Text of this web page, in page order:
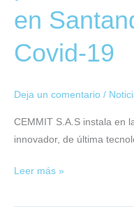
en
Covid-19
Deja un comentario /
CEMMIT S.A.S instala en
innovador, de última
Leer más »